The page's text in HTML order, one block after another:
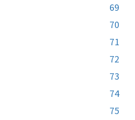
69
70
71
72
73
74
75